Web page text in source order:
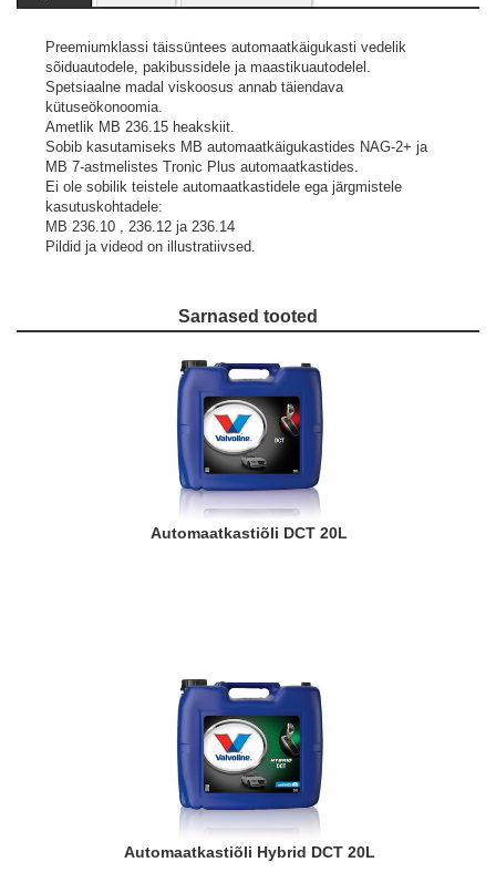
Preemiumklassi täissüntees automaatkäigukasti vedelik
sõiduautodele, pakibussidele ja maastikuautodelel.
Spetsiaalne madal viskoosus annab täiendava
kütuseökonoomia.
Ametlik MB 236.15 heakskiit.
Sobib kasutamiseks MB automaatkäigukastides NAG-2+ ja
MB 7-astmelistes Tronic Plus automaatkastides.
Ei ole sobilik teistele automaatkastidele ega järgmistele
kasutuskohtadele:
MB 236.10 , 236.12 ja 236.14
Pildid ja videod on illustratiivsed.
Sarnased tooted
Automaatkastiõli DCT 20L
Automaatkastiõli Hybrid DCT 20L